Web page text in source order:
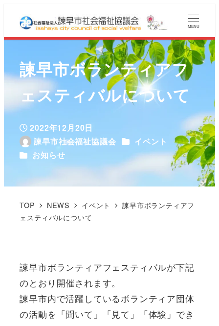
MENU
諫早市ボランティアフ
ェスティバルについて
投稿日
2022年12月20日
著
者
諫早市社会福祉協議会 カテゴリー
イベント
カテゴリー
お知らせ
TOP NEWS イベント
諫早市ボランティアフ
ェスティバルについて
諫早市ボランティアフェスティバルが下記
のとおり開催されます。
諫早市内で活躍しているボランティア団体
の活動を「聞いて」「見て」「体験」でき